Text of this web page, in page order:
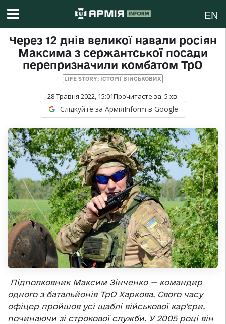
EN
Через 12 днів великої навали росіян
Максима з сержантської посади
перепризначили комбатом ТрО
LIFE STORY: ІСТОРІЇ ВІЙСЬКОВИХ
28 Травня 2022, 15:01Прочитаєте за: 5 хв.
Слідкуйте за АрміяInform в Google
Підполковник Максим Зінченко — командир
одного з батальйонів ТрО Харкова. Свого часу
офіцер пройшов усі щаблі військової кар’єри,
починаючи зі строкової служби. У 2005 році він